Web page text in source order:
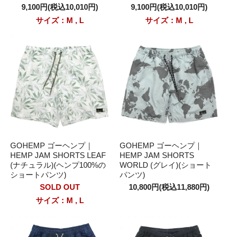
9,100円(税込10,010円)
サイズ：M , L
9,100円(税込10,010円)
サイズ：M , L
GOHEMP ゴーヘンプ｜
HEMP JAM SHORTS LEAF
(ナチュラル)(ヘンプ100%の
ショートパンツ)
SOLD OUT
サイズ：M , L
GOHEMP ゴーヘンプ｜
HEMP JAM SHORTS
WORLD (グレイ)(ショート
パンツ)
10,800円(税込11,880円)